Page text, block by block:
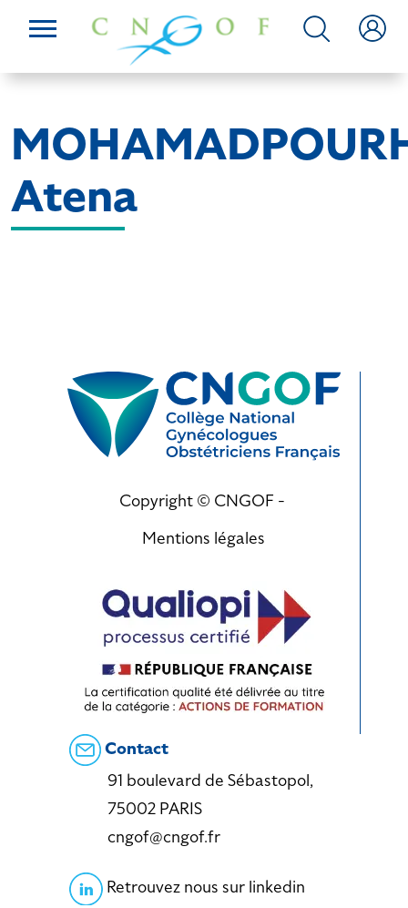
Atena
Copyright © CNGOF -
Mentions légales
Contact
91 boulevard de Sébastopol,
75002 PARIS
cngof@cngof.fr
Retrouvez nous sur linkedin